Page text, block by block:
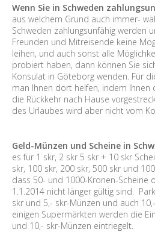
Wenn Sie in Schweden
aus welchem Grund auch immer-
Schweden zahlungsunfähig werden
Freunden und Mitreisende keine
leihen, und auch sonst alle
probiert haben, dann können Sie
Konsulat in Göteborg wenden. Für
man Ihnen dort helfen, indem
die Rückkehr nach Hause
des Urlaubes wird aber nicht vom
Geld-Münzen und Scheine in
es für 1 skr, 2 skr 5 skr + 10 skr
skr, 100 skr, 200 skr, 500 skr und
dass 50- und 1000-Kronen-Scheine
1.1.2014 nicht länger gültig sind.
skr und 5,- skr-Münzen und auch
einigen Supermärkten werden die
und 10,- skr-Münzen eintriegelt.